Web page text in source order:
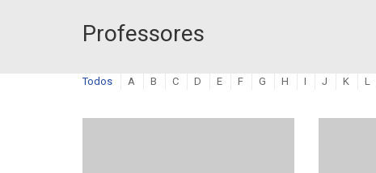
Professores
Todos A B C D E F G H I J K L